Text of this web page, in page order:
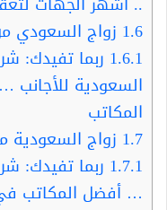
1.6 زواج السعودي
1.6.1 ربما تفيدك:
السعودية
المكاتب
1.7 زواج السعودية
1.7.1 ربما تفيدك:
… أفضل المكاتب